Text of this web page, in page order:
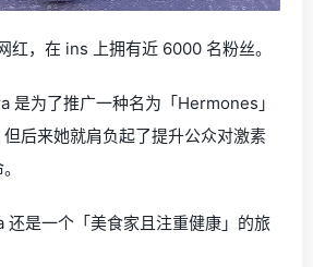
红，在 ins 上拥有近 6000 名粉丝。
是为了推广一种名为「Hermones」
后来她就肩负起了提升公众对激素
还是一个「美食家且注重健康」的旅